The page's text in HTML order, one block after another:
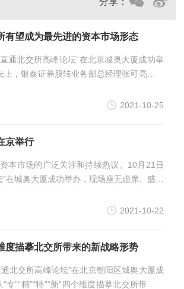
有望成为最先进的资本市场形态
通北交所高峰论坛”在北京城奥大厦成功举
，银泰证券股转业务部总经理张可亮就资
2021-10-25
京举行
本市场的广泛关注和持续热议。10月21日
城奥大厦成功举办，现场座无虚席、盛况
2021-10-22
度描摹北交所带来的新战略形势
北交所高峰论坛”在北京朝阳区城奥大厦成
”“精”“特”“新”四个维度描摹北交所带来的